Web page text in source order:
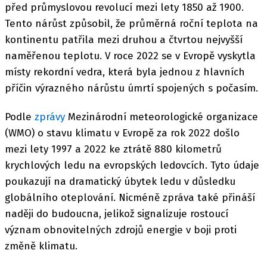
před průmyslovou revolucí mezi lety 1850 až 1900.
Tento nárůst způsobil, že průměrná roční teplota na
kontinentu patřila mezi druhou a čtvrtou nejvyšší
naměřenou teplotu. V roce 2022 se v Evropě vyskytla
místy rekordní vedra, která byla jednou z hlavních
příčin výrazného nárůstu úmrtí spojených s počasím.
Podle zprávy Mezinárodní meteorologické organizace
(WMO) o stavu klimatu v Evropě za rok 2022 došlo
mezi lety 1997 a 2022 ke ztrátě 880 kilometrů
krychlových ledu na evropských ledovcích. Tyto údaje
poukazují na dramatický úbytek ledu v důsledku
globálního oteplování. Nicméně zpráva také přináší
naději do budoucna, jelikož signalizuje rostoucí
význam obnovitelných zdrojů energie v boji proti
změně klimatu.